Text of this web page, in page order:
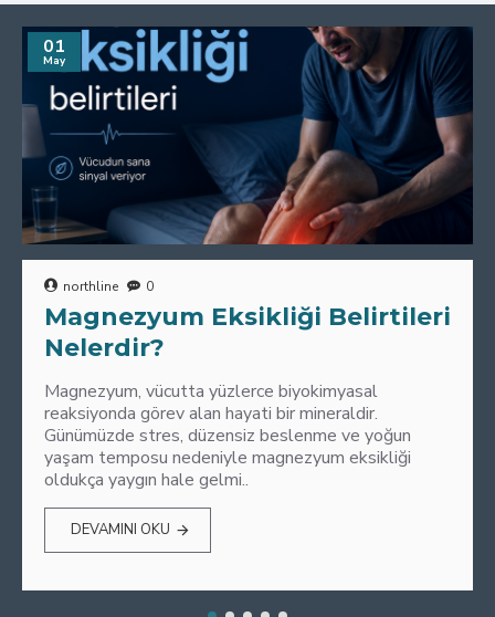
01
May
northline 0
Magnezyum Eksikliği Belirtileri
Nelerdir?
Magnezyum, vücutta yüzlerce biyokimyasal
reaksiyonda görev alan hayati bir mineraldir.
Günümüzde stres, düzensiz beslenme ve yoğun
yaşam temposu nedeniyle magnezyum eksikliği
oldukça yaygın hale gelmi..
DEVAMINI OKU